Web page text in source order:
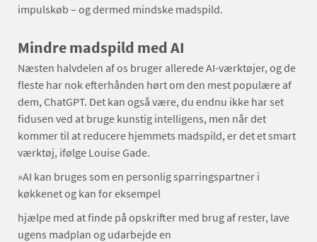
impulskøb – og dermed mindske madspild.
Mindre madspild med AI
Næsten halvdelen af os bruger allerede AI-værktøjer, og de
fleste har nok efterhånden hørt om den mest populære af
dem, ChatGPT. Det kan også være, du endnu ikke har set
fidusen ved at bruge kunstig intelligens, men når det
kommer til at reducere hjemmets madspild, er det et smart
værktøj, ifølge Louise Gade.
»AI kan bruges som en personlig sparringspartner i
køkkenet og kan for eksempel
hjælpe med at finde på opskrifter med brug af rester, lave
ugens madplan og udarbejde en